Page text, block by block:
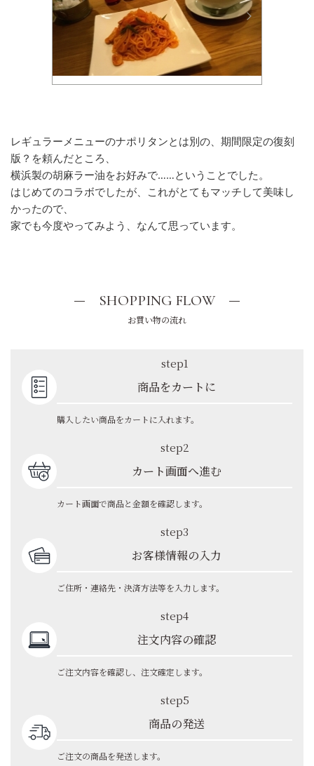
レギュラーメニューのナポリタンとは別の、期間限定の復刻
版？を頼んだところ、
横浜製の胡麻ラー油をお好みで……ということでした。
はじめてのコラボでしたが、これがとてもマッチして美味し
かったので、
家でも今度やってみよう、なんて思っています。
SHOPPING FLOW
お買い物の流れ
step1
商品をカートに
購入したい商品をカートに入れます。
step2
カート画面へ進む
カート画面で商品と金額を確認します。
step3
お客様情報の入力
ご住所・連絡先・決済方法等を入力します。
step4
注文内容の確認
ご注文内容を確認し、注文確定します。
step5
商品の発送
ご注文の商品を発送します。